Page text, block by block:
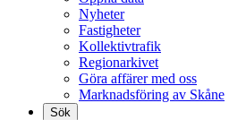
Nyheter
Fastigheter
Kollektivtrafik
Regionarkivet
Göra affärer med oss
Marknadsföring av Skåne
Sök